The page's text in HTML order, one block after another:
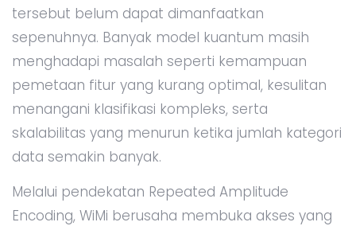
tersebut belum dapat dimanfaatkan
sepenuhnya. Banyak model kuantum masih
menghadapi masalah seperti kemampuan
pemetaan fitur yang kurang optimal, kesulitan
menangani klasifikasi kompleks, serta
skalabilitas yang menurun ketika jumlah kategori
data semakin banyak.
Melalui pendekatan Repeated Amplitude
Encoding, WiMi berusaha membuka akses yang